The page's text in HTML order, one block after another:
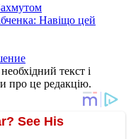
Навіщо цей
текст і
про це редакцію.